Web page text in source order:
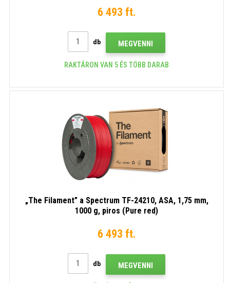
6 493 ft.
db MEGVENNI
RAKTÁRON VAN 5 ÉS TÖBB DARAB
„The Filament” a Spectrum TF-24210, ASA, 1,75 mm,
1000 g, piros (Pure red)
6 493 ft.
db MEGVENNI